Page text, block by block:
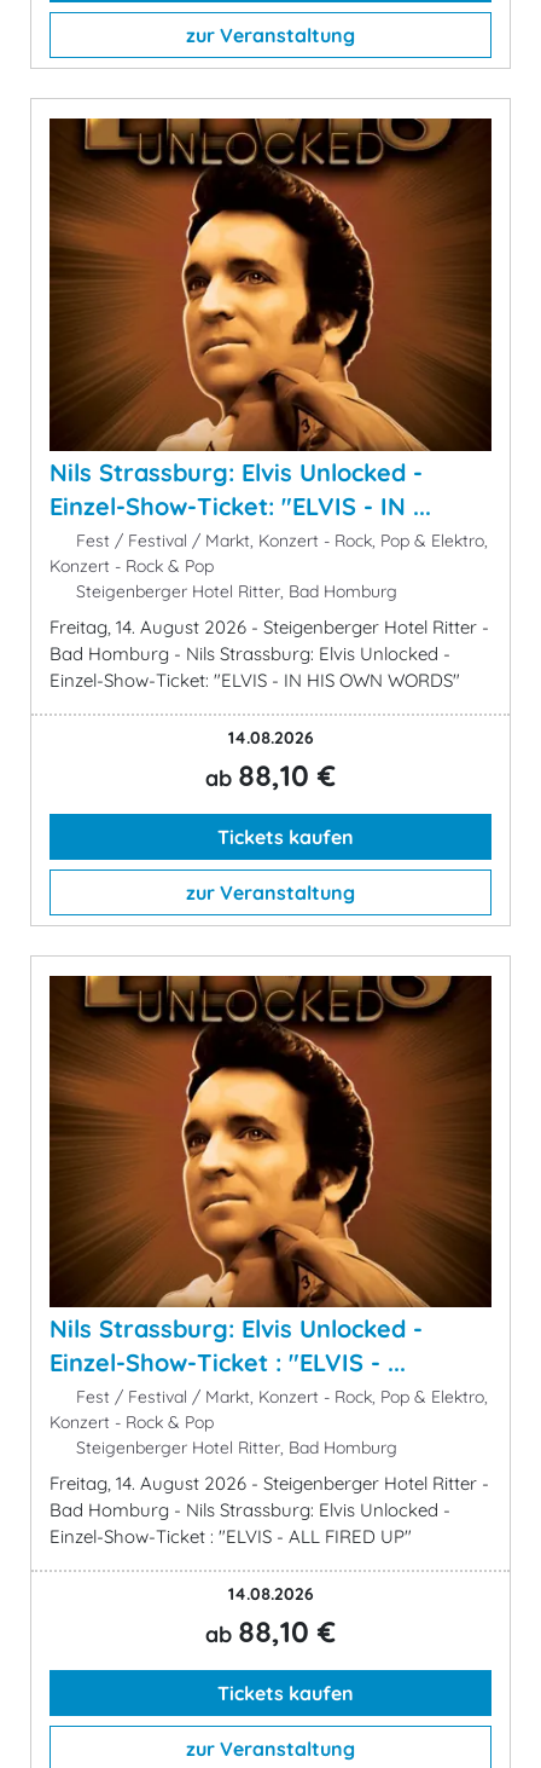
zur Veranstaltung
Nils Strassburg: Elvis Unlocked -
Einzel-Show-Ticket: "ELVIS - IN ...
Fest / Festival / Markt, Konzert - Rock, Pop & Elektro,
Konzert - Rock & Pop
Steigenberger Hotel Ritter, Bad Homburg
Freitag, 14. August 2026 - Steigenberger Hotel Ritter -
Bad Homburg - Nils Strassburg: Elvis Unlocked -
Einzel-Show-Ticket: "ELVIS - IN HIS OWN WORDS"
14.08.2026
ab 88,10 €
Tickets kaufen
zur Veranstaltung
Nils Strassburg: Elvis Unlocked -
Einzel-Show-Ticket : "ELVIS - ...
Fest / Festival / Markt, Konzert - Rock, Pop & Elektro,
Konzert - Rock & Pop
Steigenberger Hotel Ritter, Bad Homburg
Freitag, 14. August 2026 - Steigenberger Hotel Ritter -
Bad Homburg - Nils Strassburg: Elvis Unlocked -
Einzel-Show-Ticket : "ELVIS - ALL FIRED UP"
14.08.2026
ab 88,10 €
Tickets kaufen
zur Veranstaltung